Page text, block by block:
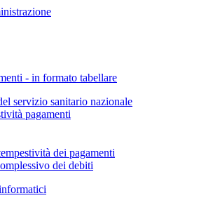
- in formato tabellare
servizio sanitario nazionale
pagamenti
dei pagamenti
dei debiti